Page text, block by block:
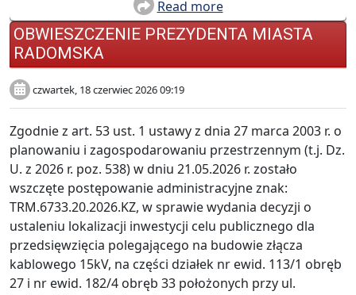
Read more
OBWIESZCZENIE PREZYDENTA MIASTA
RADOMSKA
czwartek, 18 czerwiec 2026 09:19
Zgodnie z art. 53 ust. 1 ustawy z dnia 27 marca 2003 r. o
planowaniu i zagospodarowaniu przestrzennym (t.j. Dz.
U. z 2026 r. poz. 538) w dniu 21.05.2026 r. zostało
wszczęte postępowanie administracyjne znak:
TRM.6733.20.2026.KZ, w sprawie wydania decyzji o
ustaleniu lokalizacji inwestycji celu publicznego dla
przedsięwzięcia polegającego na budowie złącza
kablowego 15kV, na części działek nr ewid. 113/1 obręb
27 i nr ewid. 182/4 obręb 33 położonych przy ul.